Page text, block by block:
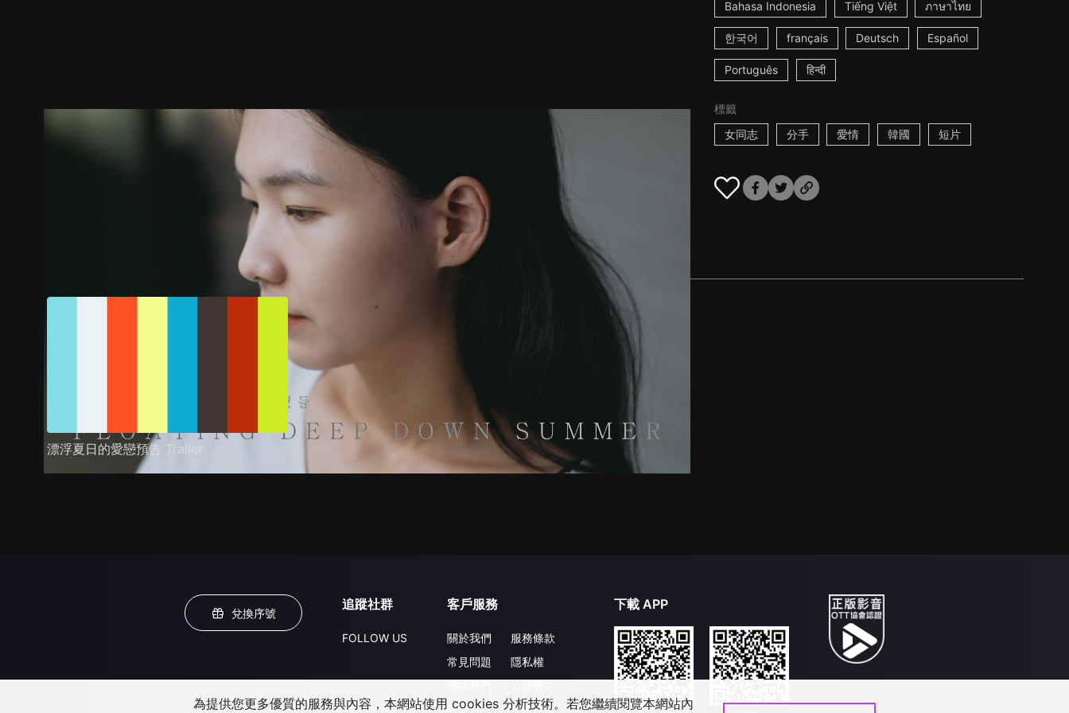
Bahasa Indonesia Tiếng Việt ภาษาไทย
한국어 français Deutsch Español
Português हिन्दी
標籤
女同志
分手 愛情 韓國 短片
劇情介紹
漂浮夏日的愛戀預告 Trailer
兌換序號
追蹤社群
FOLLOW US
客戶服務
關於我們
常見問題
升級VIP
服務條款
隱私權
合作洽談
下載 APP
為提供您更多優質的服務與內容，本網站使用 cookies 分析技術。若您繼續閱覽本網站內